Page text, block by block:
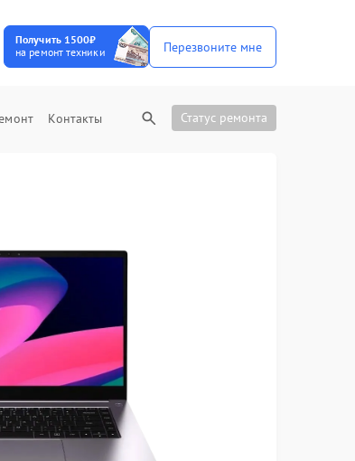
Получить 1500₽
на ремонт техники
Перезвоните мне
Контакты Статус ремонта